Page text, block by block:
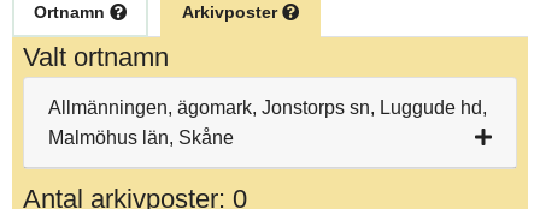
Ortnamn Arkivposter
Valt ortnamn
Allmänningen, ägomark, Jonstorps sn, Luggude hd,
Malmöhus län, Skåne
Antal arkivposter: 0